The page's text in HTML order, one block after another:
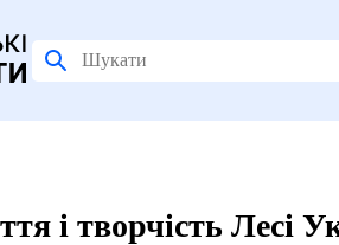
і творчість Лесі